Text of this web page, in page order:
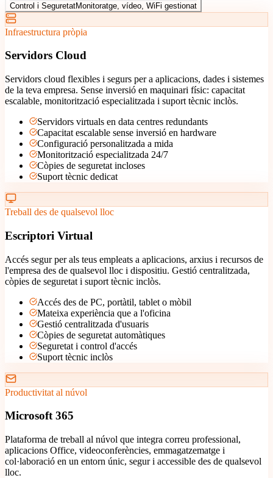
Control i SeguretatMonitoratge, vídeo, WiFi gestionat
Infraestructura pròpia
Servidors Cloud
Servidors cloud flexibles i segurs per a aplicacions, dades i sistemes
de la teva empresa. Sense inversió en maquinari físic: capacitat
escalable, monitorització especialitzada i suport tècnic inclòs.
Servidors virtuals en data centres redundants
Capacitat escalable sense inversió en hardware
Configuració personalitzada a mida
Monitorització especialitzada 24/7
Còpies de seguretat incloses
Suport tècnic dedicat
Treball des de qualsevol lloc
Escriptori Virtual
Accés segur per als teus empleats a aplicacions, arxius i recursos de
l'empresa des de qualsevol lloc i dispositiu. Gestió centralitzada,
còpies de seguretat i suport tècnic inclòs.
Accés des de PC, portàtil, tablet o mòbil
Mateixa experiència que a l'oficina
Gestió centralitzada d'usuaris
Còpies de seguretat automàtiques
Seguretat i control d'accés
Suport tècnic inclòs
Productivitat al núvol
Microsoft 365
Plataforma de treball al núvol que integra correu professional,
aplicacions Office, videoconferències, emmagatzematge i
col·laboració en un entorn únic, segur i accessible des de qualsevol
lloc.